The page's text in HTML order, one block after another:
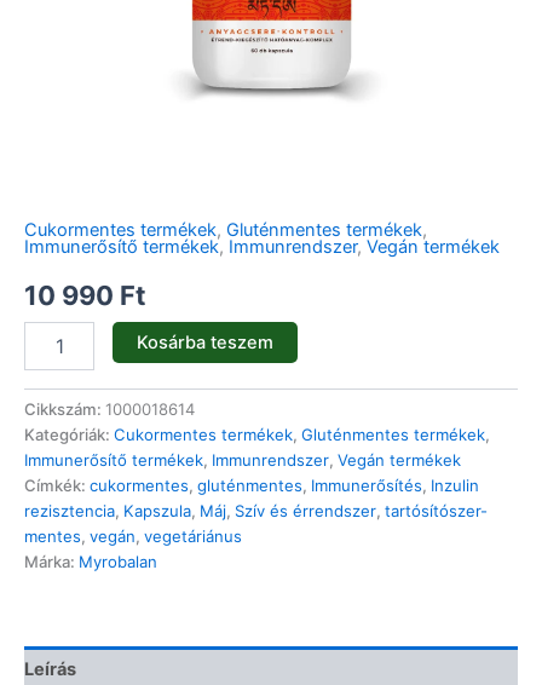
Cukormentes termékek, Gluténmentes termékek,
Immunerősítő termékek, Immunrendszer, Vegán termékek
10 990 Ft
Kosárba teszem
Cikkszám: 1000018614
Kategóriák: Cukormentes termékek, Gluténmentes termékek,
Immunerősítő termékek, Immunrendszer, Vegán termékek
Címkék: cukormentes, gluténmentes, Immunerősítés, Inzulin
rezisztencia, Kapszula, Máj, Szív és érrendszer, tartósítószer-
mentes, vegán, vegetáriánus
Márka: Myrobalan
Leírás